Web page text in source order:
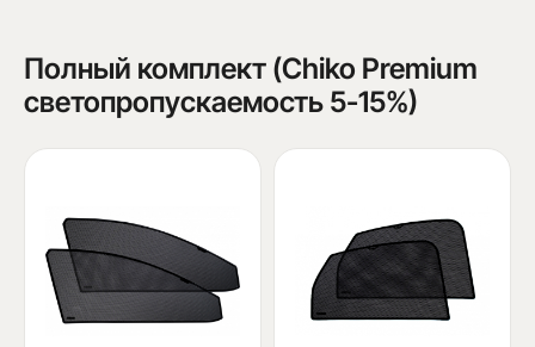
Полный комплект (Chiko Premium
светопропускаемость 5-15%)